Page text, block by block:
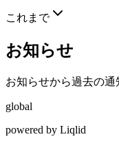
これまで
お知らせ
お知らせから過去の通
global
powered by Liqlid